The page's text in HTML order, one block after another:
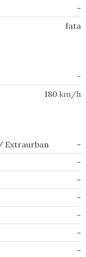
-
fata
-
180 km/h
Extraurban
-
-
-
-
-
-
-